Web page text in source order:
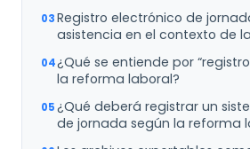
Registro electrónico de
asistencia en el contexto de
¿Qué se entiende por
la reforma laboral?
¿Qué deberá registrar un
de jornada según la reforma